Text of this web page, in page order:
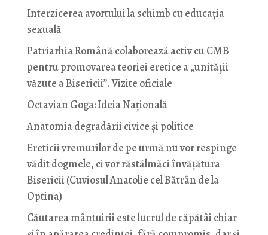
Interzicerea avortului la schimb cu educaţia
sexuală
Patriarhia Română colaborează activ cu CMB
pentru promovarea teoriei eretice a „unității
văzute a Bisericii”. Vizite oficiale
Octavian Goga: Ideia Naţională
Anatomia degradării civice și politice
Ereticii vremurilor de pe urmă nu vor respinge
vădit dogmele, ci vor răstălmăci învățătura
Bisericii (Cuviosul Anatolie cel Bătrân de la
Optina)
Căutarea mântuirii este lucrul de căpătâi chiar